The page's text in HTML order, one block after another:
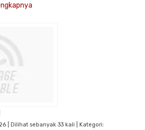
| Dilihat sebanyak 33 kali | Kategori: